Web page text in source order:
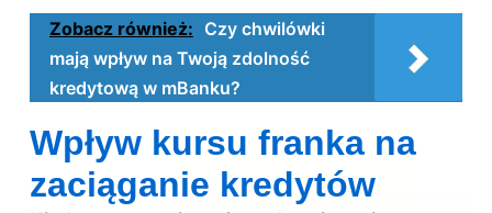
Zobacz również: Czy chwilówki
mają wpływ na Twoją zdolność
kredytową w mBanku?
Wpływ kursu franka na
zaciąganie kredytów